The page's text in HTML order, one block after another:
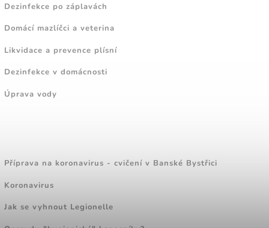
Dezinfekce po záplavách
Domácí mazlíčci a veterina
Likvidace a prevence plísní
Dezinfekce v domácnosti
Úprava vody
Příprava na koronavirus - cvičení v Banské Bystřici
Koronavirus
Jak se vyhnout Legionelle